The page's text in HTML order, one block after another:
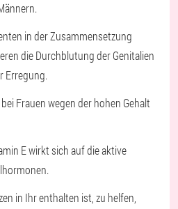
in der Zusammensetzung
die Durchblutung der Genitalien
Erregung.
Frauen wegen der hohen Gehalt
E wirkt sich auf die aktive
in Ihr enthalten ist, zu helfen,